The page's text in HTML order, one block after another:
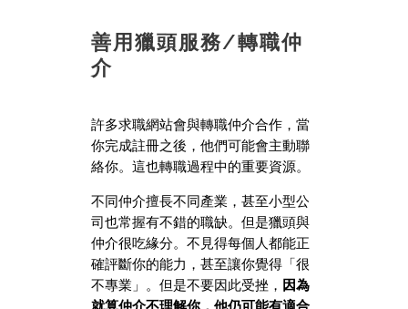
善用獵頭服務/轉職仲
介
許多求職網站會與轉職仲介合作，當
你完成註冊之後，他們可能會主動聯
絡你。這也轉職過程中的重要資源。
不同仲介擅長不同產業，甚至小型公
司也常握有不錯的職缺。但是獵頭與
仲介很吃緣分。不見得每個人都能正
確評斷你的能力，甚至讓你覺得「很
不專業」。但是不要因此受挫， 因為